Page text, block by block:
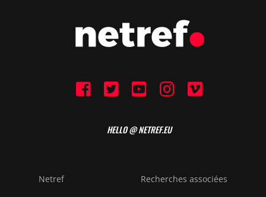
HELLO @ NETREF.EU
Netref Recherches associées